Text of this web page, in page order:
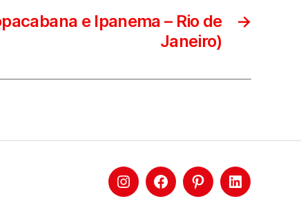
→
e Ipanema – Rio de
Janeiro)